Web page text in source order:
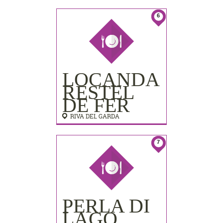
LIDO
PALACE) 6
LOCANDA
RESTEL
DE FER
RIVA DEL GARDA
7
PERLA DI